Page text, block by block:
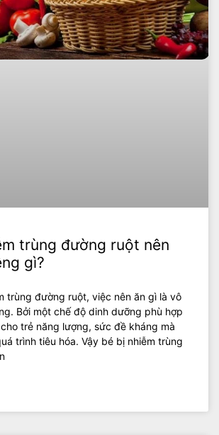
trùng đường ruột nên
gì?
trùng đường ruột, việc nên ăn gì là vô
Bởi một chế độ dinh dưỡng phù hợp
trẻ năng lượng, sức đề kháng mà
trình tiêu hóa. Vậy bé bị nhiễm trùng